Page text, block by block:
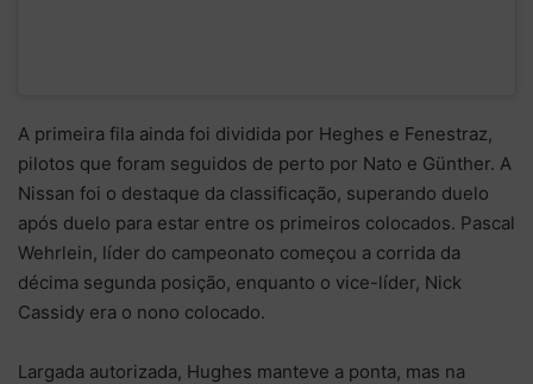
A primeira fila ainda foi dividida por Heghes e Fenestraz,
pilotos que foram seguidos de perto por Nato e Günther. A
Nissan foi o destaque da classificação, superando duelo
após duelo para estar entre os primeiros colocados. Pascal
Wehrlein, líder do campeonato começou a corrida da
décima segunda posição, enquanto o vice-líder, Nick
Cassidy era o nono colocado.
Largada autorizada, Hughes manteve a ponta, mas na